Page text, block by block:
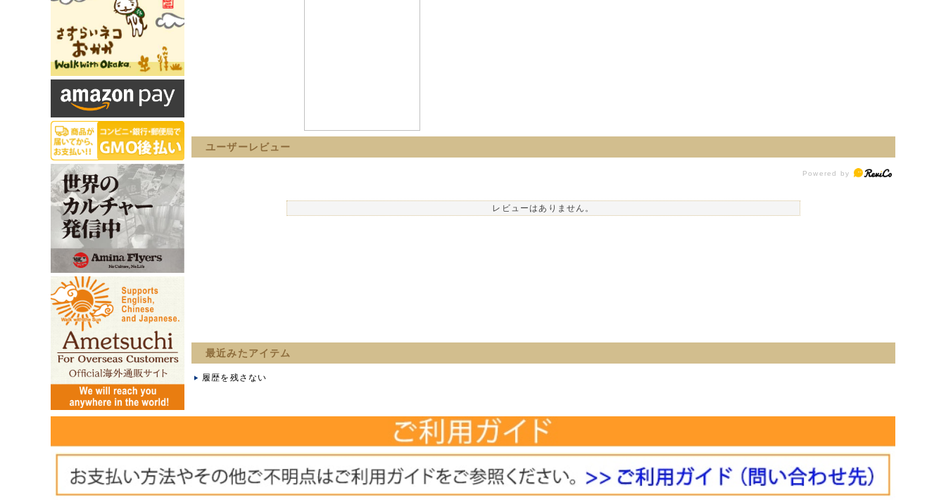
ユーザーレビュー
レビューはありません。
最近みたアイテム
履歴を残さない